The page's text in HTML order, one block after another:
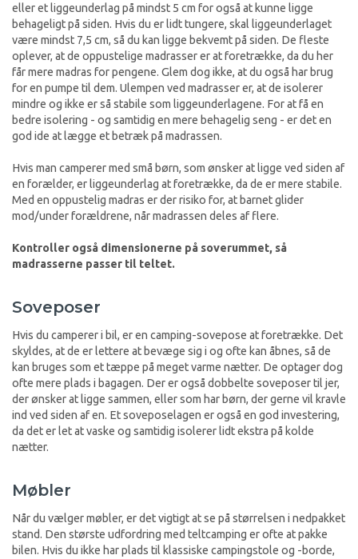
eller et liggeunderlag på mindst 5 cm for også at kunne ligge
behageligt på siden. Hvis du er lidt tungere, skal liggeunderlaget
være mindst 7,5 cm, så du kan ligge bekvemt på siden. De fleste
oplever, at de oppustelige madrasser er at foretrække, da du her
får mere madras for pengene. Glem dog ikke, at du også har brug
for en pumpe til dem. Ulempen ved madrasser er, at de isolerer
mindre og ikke er så stabile som liggeunderlagene. For at få en
bedre isolering - og samtidig en mere behagelig seng - er det en
god ide at lægge et betræk på madrassen.
Hvis man camperer med små børn, som ønsker at ligge ved siden af
en forælder, er liggeunderlag at foretrække, da de er mere stabile.
Med en oppustelig madras er der risiko for, at barnet glider
mod/under forældrene, når madrassen deles af flere.
Kontroller også dimensionerne på soverummet, så
madrasserne passer til teltet.
Soveposer
Hvis du camperer i bil, er en camping-sovepose at foretrække. Det
skyldes, at de er lettere at bevæge sig i og ofte kan åbnes, så de
kan bruges som et tæppe på meget varme nætter. De optager dog
ofte mere plads i bagagen. Der er også dobbelte soveposer til jer,
der ønsker at ligge sammen, eller som har børn, der gerne vil kravle
ind ved siden af en. Et soveposelagen er også en god investering,
da det er let at vaske og samtidig isolerer lidt ekstra på kolde
nætter.
Møbler
Når du vælger møbler, er det vigtigt at se på størrelsen i nedpakket
stand. Den største udfordring med teltcamping er ofte at pakke
bilen. Hvis du ikke har plads til klassiske campingstole og -borde,